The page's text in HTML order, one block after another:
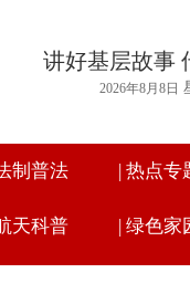
讲好基层故事
2026年8月8日
制普法 | 热点专
天科普 | 绿色家